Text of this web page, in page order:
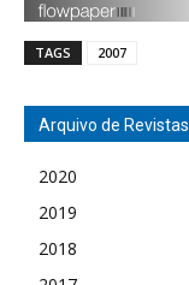
TAGS 2007
Arquivo de Revistas
2020
2019
2018